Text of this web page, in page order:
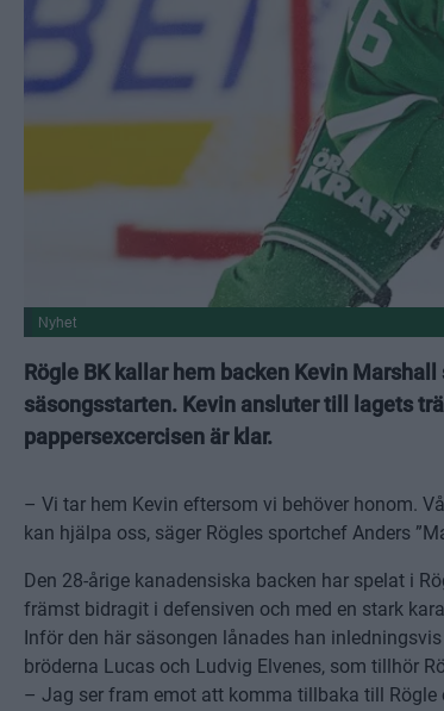
Nyhet
Rögle BK kallar hem backen Kevin
säsongsstarten. Kevin ansluter till lagets
pappersexcercisen är klar.
– Vi tar hem Kevin eftersom vi behöver honom.
kan hjälpa oss, säger Rögles sportchef Anders
Den 28-årige kanadensiska backen har spelat i
främst bidragit i defensiven och med en stark
Inför den här säsongen lånades han
bröderna Lucas och Ludvig Elvenes, som tillhör
– Jag ser fram emot att komma tillbaka till